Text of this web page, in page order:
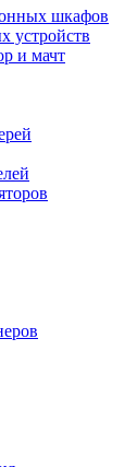
шкафов
устройств
и мачт